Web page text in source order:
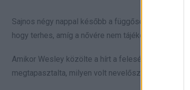
Sajnos négy nappal később a függősége és a
hogy terhes, amíg a nővére nem tájékoztatta a
Amikor Wesley közölte a hírt a feleségével, szinte
megtapasztalta, milyen volt nevelőszülőknél élni,